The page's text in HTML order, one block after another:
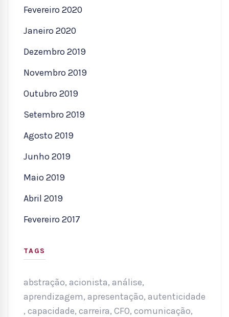
Fevereiro 2020
Janeiro 2020
Dezembro 2019
Novembro 2019
Outubro 2019
Setembro 2019
Agosto 2019
Junho 2019
Maio 2019
Abril 2019
Fevereiro 2017
TAGS
abstração, acionista, análise,
aprendizagem, apresentação, autenticidade
, capacidade, carreira, CFO, comunicação,